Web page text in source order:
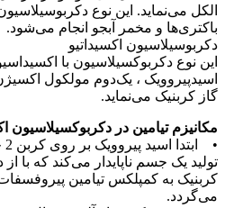
الکل می‌نماید. این نوع
باکتری‌ها و مخمر آبجو انجام می‌شود.
دکربوسیلاسیون اکسیداتیو
این نوع دکربوکسیلاسیون با
اسیدپیروویک ، یک‌دوم مولکول
گاز کربنیک می‌نماید.
مکانیزم تیامین در دکربوکسیلاسیون
تولید یک جسم ناپایدار می‌کند که با
کربنیک به کمپلکس تیامین پیروفسفات
می‌گردد.